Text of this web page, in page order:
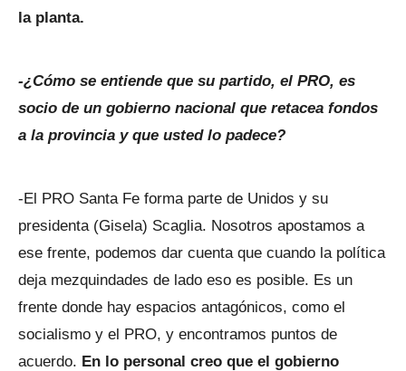
la planta.
-¿Cómo se entiende que su partido, el PRO, es
socio de un gobierno nacional que retacea fondos
a la provincia y que usted lo padece?
-El PRO Santa Fe forma parte de Unidos y su
presidenta (Gisela) Scaglia. Nosotros apostamos a
ese frente, podemos dar cuenta que cuando la política
deja mezquindades de lado eso es posible. Es un
frente donde hay espacios antagónicos, como el
socialismo y el PRO, y encontramos puntos de
acuerdo. En lo personal creo que el gobierno